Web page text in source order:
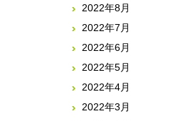
2022年8月
2022年7月
2022年6月
2022年5月
2022年4月
2022年3月